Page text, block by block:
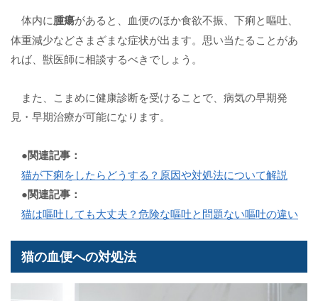
体内に腫瘍があると、血便のほか食欲不振、下痢と嘔吐、
体重減少などさまざまな症状が出ます。思い当たることがあ
れば、獣医師に相談するべきでしょう。
また、こまめに健康診断を受けることで、病気の早期発
見・早期治療が可能になります。
●関連記事：
猫が下痢をしたらどうする？原因や対処法について解説
●関連記事：
猫は嘔吐しても大丈夫？危険な嘔吐と問題ない嘔吐の違い
猫の血便への対処法